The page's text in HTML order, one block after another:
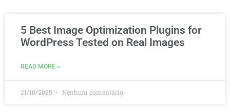
5 Best Image Optimization Plugins for
WordPress Tested on Real Images
READ MORE »
21/10/2025 Nenhum comentário